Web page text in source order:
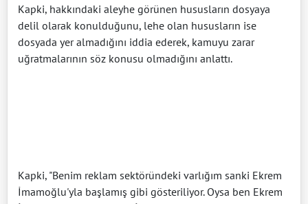
Kapki, hakkındaki aleyhe görünen hususların dosyaya
delil olarak konulduğunu, lehe olan hususların ise
dosyada yer almadığını iddia ederek, kamuyu zarar
uğratmalarının söz konusu olmadığını anlattı.
Kapki, "Benim reklam sektöründeki varlığım sanki Ekrem
İmamoğlu'yla başlamış gibi gösteriliyor. Oysa ben Ekrem